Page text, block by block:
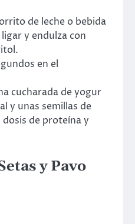
de leche o bebida
y endulza con
en el
cucharada de yogur
y unas semillas de
dosis de proteína y
y Pavo